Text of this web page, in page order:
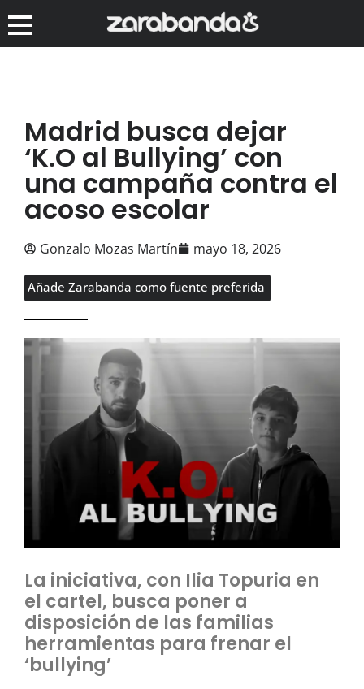
Madrid busca dejar
‘K.O al Bullying’ con
una campaña contra el
acoso escolar
Gonzalo Mozas Martín mayo 18, 2026
Añade Zarabanda como fuente preferida
La iniciativa, con Ilia Topuria en
el cartel, busca poner a
disposición de las familias
herramientas para frenar el
‘bullying’